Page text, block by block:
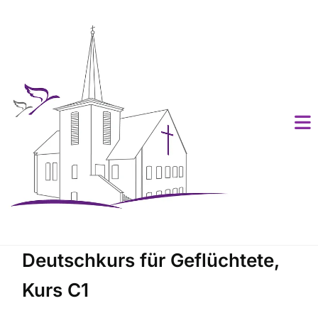
Deutschkurs für Geflüchtete,
Kurs C1